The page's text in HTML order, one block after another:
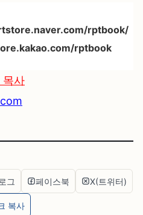
rptbook/
rptbook
목사
그 페이스북 X(트위터)
복사